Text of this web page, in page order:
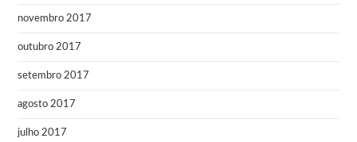
novembro 2017
outubro 2017
setembro 2017
agosto 2017
julho 2017